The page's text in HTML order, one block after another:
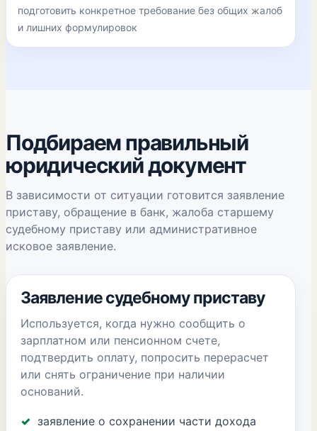
подготовить конкретное требование без общих жалоб
и лишних формулировок
Подбираем правильный
юридический документ
В зависимости от ситуации готовится заявление
приставу, обращение в банк, жалоба старшему
судебному приставу или административное
исковое заявление.
Заявление судебному приставу
Используется, когда нужно сообщить о
зарплатном или пенсионном счете,
подтвердить оплату, попросить перерасчет
или снять ограничение при наличии
оснований.
заявление о сохранении части дохода